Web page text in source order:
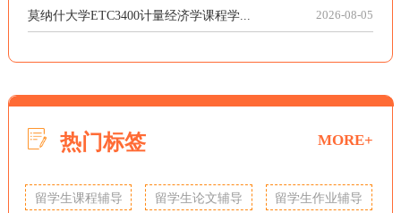
莫纳什大学ETC3400计量经济学课程学... 2026-08-05
热门标签 MORE+
留学生课程辅导 留学生论文辅导 留学生作业辅导